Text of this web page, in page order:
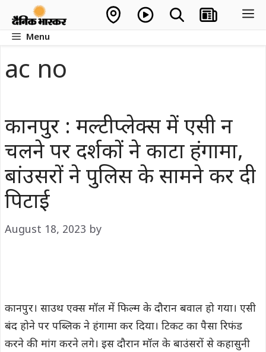
contentMenu
ac no
कानपुर : मल्टीप्लेक्स में एसी न
चलने पर दर्शकों ने काटा हंगामा,
बांउसरों ने पुलिस के सामने कर दी
पिटाई
August 18, 2023 by
कानपुर। साउथ एक्स मॉल में फिल्म के दौरान बवाल हो गया। एसी
बंद होने पर पब्लिक ने हंगामा कर दिया। टिकट का पैसा रिफंड
करने की मांग करने लगे। इस दौरान मॉल के बाउंसरों से कहासुनी